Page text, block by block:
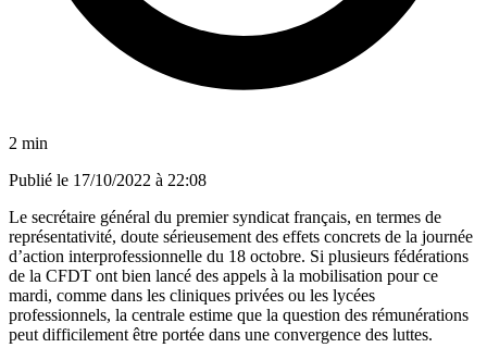
2 min
Publié le 17/10/2022 à 22:08
Le secrétaire général du premier syndicat français, en termes de
représentativité, doute sérieusement des effets concrets de la journée
d’action interprofessionnelle du 18 octobre. Si plusieurs fédérations
de la CFDT ont bien lancé des appels à la mobilisation pour ce
mardi, comme dans les cliniques privées ou les lycées
professionnels, la centrale estime que la question des rémunérations
peut difficilement être portée dans une convergence des luttes.